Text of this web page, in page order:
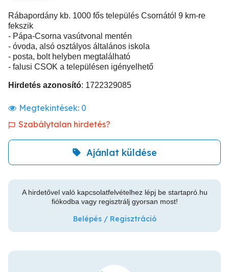
Rábapordány kb. 1000 fős település Csornától 9 km-re
fekszik
- Pápa-Csorna vasútvonal mentén
- óvoda, alsó osztályos általános iskola
- posta, bolt helyben megtalálható
- falusi CSOK a településen igényelhető
Hirdetés azonosító: 1722329085
Megtekintések: 0
Szabálytalan hirdetés?
Ajánlat küldése
A hirdetővel való kapcsolatfelvételhez lépj be startapró.hu
fiókodba vagy regisztrálj gyorsan most!
Belépés / Regisztráció